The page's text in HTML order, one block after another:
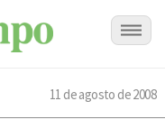
11 de agosto de 2008